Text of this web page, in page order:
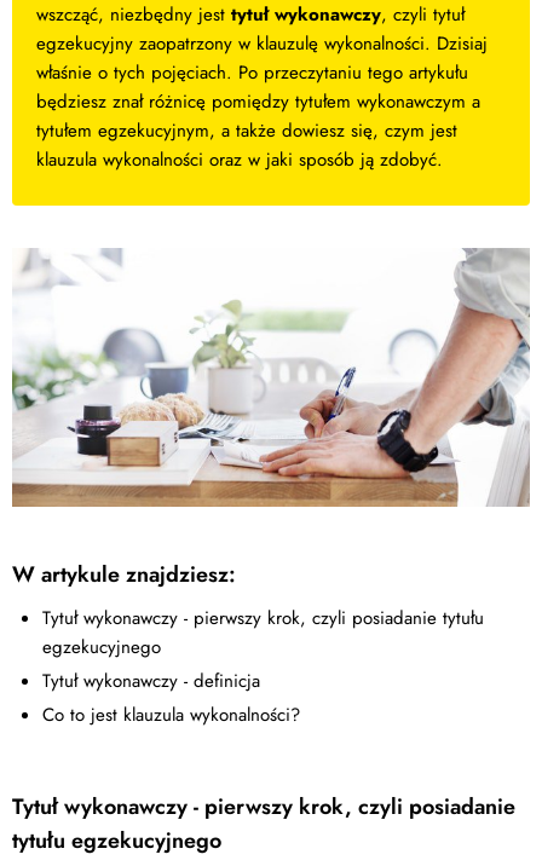
wszcząć, niezbędny jest tytuł wykonawczy, czyli tytuł
egzekucyjny zaopatrzony w klauzulę wykonalności. Dzisiaj
właśnie o tych pojęciach. Po przeczytaniu tego artykułu
będziesz znał różnicę pomiędzy tytułem wykonawczym a
tytułem egzekucyjnym, a także dowiesz się, czym jest
klauzula wykonalności oraz w jaki sposób ją zdobyć.
W artykule znajdziesz:
Tytuł wykonawczy - pierwszy krok, czyli posiadanie tytułu
egzekucyjnego
Tytuł wykonawczy - definicja
Co to jest klauzula wykonalności?
Tytuł wykonawczy - pierwszy krok, czyli posiadanie
tytułu egzekucyjnego